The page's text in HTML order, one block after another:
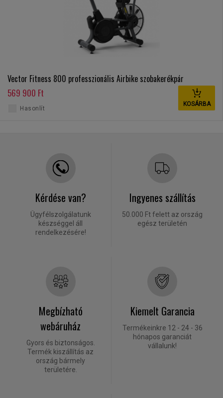
Vector Fitness 800 professzionális Airbike szobakerékpár
569 900 Ft
KOSÁRBA
Hasonlít
Kérdése van?
Ügyfélszolgálatunk
készséggel áll
rendelkezésére!
Ingyenes szállítás
50.000 Ft felett az ország
egész területén
Megbízható
webáruház
Gyors és biztonságos.
Termék kiszállítás az
ország bármely
területére.
Kiemelt Garancia
Termékeinkre 12 - 24 - 36
hónapos garanciát
vállalunk!